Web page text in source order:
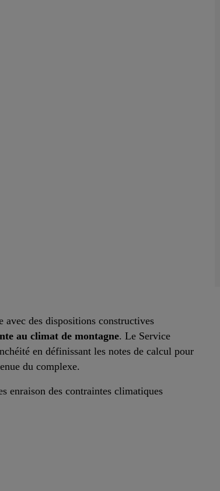
avec des dispositions constructives
au climat de montagne. Le Service
en définissant les notes de calcul pour
du complexe.
enraison des contraintes climatiques